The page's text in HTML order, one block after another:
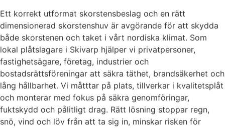
Ett korrekt utformat skorstensbeslag och en rätt
dimensionerad skorstenshuv är avgörande för att skydda
både skorstenen och taket i vårt nordiska klimat. Som
lokal plåtslagare i Skivarp hjälper vi privatpersoner,
fastighetsägare, företag, industrier och
bostadsrättsföreningar att säkra täthet, brandsäkerhet och
lång hållbarhet. Vi måtttar på plats, tillverkar i kvalitetsplåt
och monterar med fokus på säkra genomföringar,
fuktskydd och pålitligt drag. Rätt lösning stoppar regn,
snö, vind och löv från att ta sig in, minskar risken för